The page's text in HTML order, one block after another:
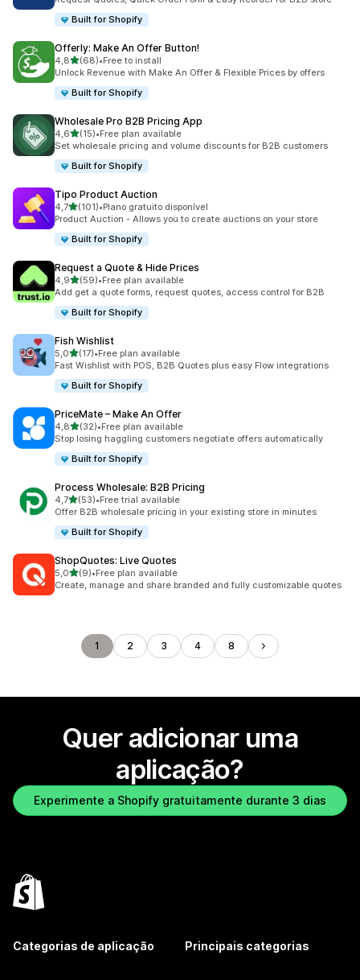
Built for Shopify
Offerly: Make An Offer Button!
4,8de 5 estrelas
(68)
68 total de avaliações
•Free to install
Unlock Revenue with Make An Offer & Flexible Prices by offers
Built for Shopify
Wholesale Pro B2B Pricing App
4,6de 5 estrelas
(15)
15 total de avaliações
•Free plan available
Set wholesale pricing and volume discounts for B2B customers
Built for Shopify
Tipo Product Auction
4,7de 5 estrelas
(101)
101 total de avaliações
•Plano gratuito disponível
Product Auction - Allows you to create auctions on your store
Built for Shopify
Request a Quote & Hide Prices
4,9de 5 estrelas
(59)
59 total de avaliações
•Free plan available
Add get a quote forms, request quotes, access control for B2B
Built for Shopify
Fish Wishlist
5,0de 5 estrelas
(17)
17 total de avaliações
•Free plan available
Fast Wishlist with POS, B2B Quotes plus easy Flow integrations
Built for Shopify
PriceMate – Make An Offer
4,8de 5 estrelas
(32)
32 total de avaliações
•Free plan available
Stop losing haggling customers negotiate offers automatically
Built for Shopify
Process Wholesale: B2B Pricing
4,7de 5 estrelas
(53)
53 total de avaliações
•Free trial available
Offer B2B wholesale pricing in your existing store in minutes
Built for Shopify
ShopQuotes: Live Quotes
5,0de 5 estrelas
(9)
9 total de avaliações
•Free plan available
Create, manage and share branded and fully customizable quotes
1 2 3 4 8
Quer adicionar uma
aplicação?
Experimente a Shopify gratuitamente durante 3 dias
Categorias de aplicação Principais categorias